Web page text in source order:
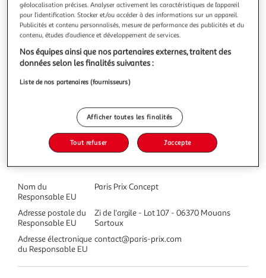
Polyéthylène (Résine) Spécificités : Déco & Moderne Design
visage Pot en ciment Forme ronde Poids : 0,85 kg Couleur :
Gris
En savoir +
Vous voulez connaître le prix de ce produit ?
Afficher le prix
Caractéristiques
Nom du
Responsable EU
Paris Prix Concept
Adresse postale du
Responsable EU
Zi de l'argile - Lot 107 - 06370 Mouans
Sartoux
Adresse électronique
du Responsable EU
contact@paris-prix.com
géolocalisation précises. Analyser activement les caractéristiques de l’appareil
pour l’identification. Stocker et/ou accéder à des informations sur un appareil.
Publicités et contenu personnalisés, mesure de performance des publicités et du
contenu, études d’audience et développement de services.
Nos équipes ainsi que nos partenaires externes, traitent des
données selon les finalités suivantes :
Liste de nos partenaires (fournisseurs)
Afficher toutes les finalités
Tout refuser J'accepte